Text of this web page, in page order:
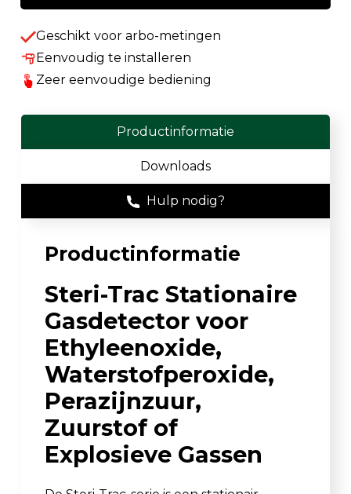
Geschikt voor arbo-metingen
Eenvoudig te installeren
Zeer eenvoudige bediening
Productinformatie
Downloads
Hulp nodig?
Productinformatie
Steri-Trac Stationaire
Gasdetector voor
Ethyleenoxide,
Waterstofperoxide,
Perazijnzuur,
Zuurstof of
Explosieve Gassen